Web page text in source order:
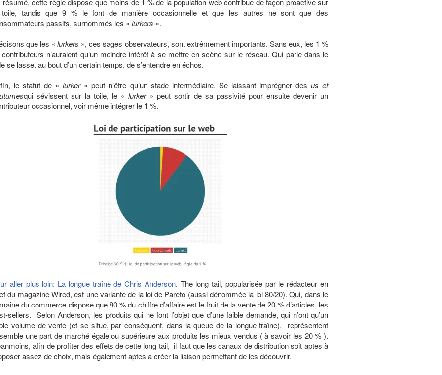
résumé, cette règle dispose que moins de 1 % de la population web contribue de façon proactive sur
tandis que 9 % le font de manière occasionnelle et que les autres ne sont que des
passifs, surnommés les « lurkers ».
que les «lurkers », ces sages observateurs, sont extrêmement importants. Sans eux, les 1 %
n’auraient qu’un moindre intérêt à se mettre en scène sur le réseau. Qui parle dans le
se lasse, au bout d’un certain temps, de s’entendre en échos.
le statut de «lurker» peut n’être qu’un stade intermédiaire. Se laissant imprégner des us et
qui sévissent sur la toile, le « lurker » peut sortir de sa passivité pour ensuite devenir un
occasionnel, voir même intégrer le 1 %.
aller plus loin: La longue traîne de Chris Anderson. The long tail, popularisée par le rédacteur en
du magazine Wired, est une variante de la loi de Pareto (aussi dénommée la loi 80/20). Qui, dans le
du commerce dispose que 80 % du chiffre d’affaire est le fruit de la vente de 20 % d’articles, les
sellers. Selon Anderson, les produits qui ne font l’objet que d’une faible demande, qui n’ont qu’un
volume de vente (et se situe, par conséquent, dans la queue de la longue traîne), représentent
une part de marché égale ou supérieure aux produits les mieux vendus ( à savoir les 20 % ).
afin de profiter des effets de cette long tail, il faut que les canaux de distribution soit aptes à
assez de choix, mais également aptes a créer la liaison permettant de les découvrir.